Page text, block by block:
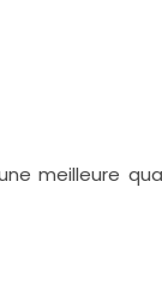
meilleure